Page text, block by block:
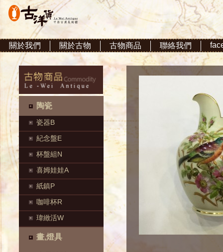
關於我們 關於古物 古物商品 聯絡我們
陶瓷
瓷器B
紀念盤E
杯盤組N
喜姆娃娃A
紙鎮P
咖啡杯R
瑋緻活W
畫,燈具